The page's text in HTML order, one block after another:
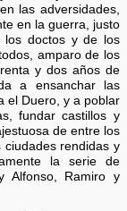
las adversidades,
en la guerra, justo
los doctos y de los
amparo de los
y dos años de
a ensanchar las
el Duero, y a poblar
fundar castillos y
de entre los
ciudades rendidas y
la serie de
Alfonso, Ramiro y